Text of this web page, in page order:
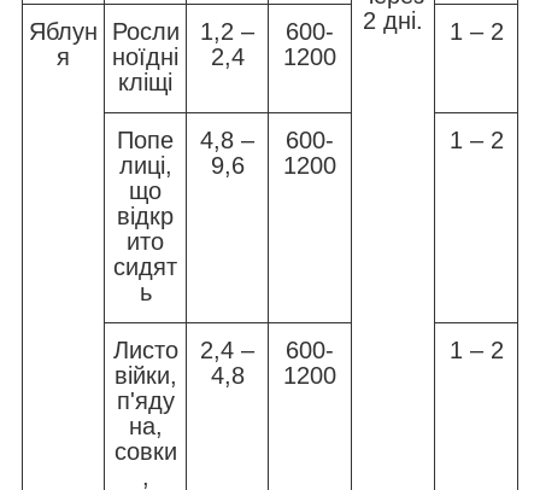
2 дні.
Яблун
я
Росли
ноїдні
кліщі
1,2 –
2,4
600-
1200
1 – 2
Попе
лиці,
що
відкр
ито
сидят
ь
4,8 –
9,6
600-
1200
1 – 2
Листо
війки,
п'яду
на,
совки
,
2,4 –
4,8
600-
1200
1 – 2